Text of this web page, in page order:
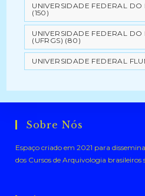
UNIVERSIDADE FEDERAL
(150)
UNIVERSIDADE FEDERAL
(UFRGS) (80)
UNIVERSIDADE FEDERAL
Sobre Nós
Espaço criado em 2021 para
dos Cursos de Arquivologia